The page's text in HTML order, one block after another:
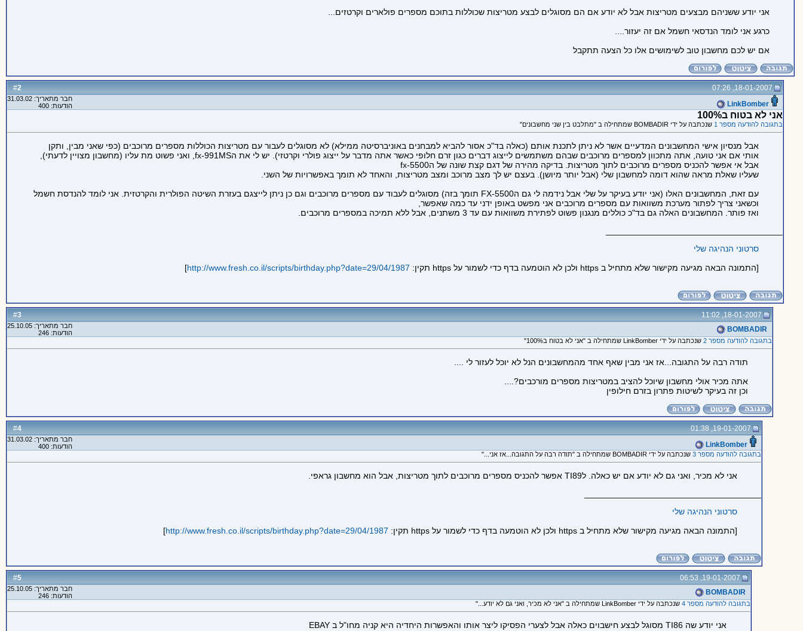
אני יודע ששניהם מבצעים מטריצות אבל לא יודע אם הם מסוגלים לבצע מטריצות שכוללות בתוכם מספרים פולארים וקרטזים...
כרגע אני לומד הנדסאי חשמל אם זה יעזור....
אם יש לכם מחשבון טוב לשימושים אלו כל הצעה תתקבל
#
2
18-01-2007, 07:26
LinkBomber
חבר מתאריך: 31.03.02
הודעות: 400
אני לא בטוח ב100%
בתגובה להודעה מספר 1 שנכתבה על ידי BOMBADIR שמתחילה ב "מתלבט בין שני מחשבונים"
אבל מנסיון אישי המחשבונים המדעיים אשר לא ניתן לתכנת אותם (כאלה בד"כ אסור להביא למבחנים באוניברסיטה ממילא) לא מסוגלים לעבור עם מטריצות הכוללות מספרים מרוכבים (כפי שאני מבין, ותקן
אותי אם אני טועה, אתה מתכוון למספרים מרוכבים שבהם משתמשים לייצוג דברים כגון זרם חלופי כאשר אתה מדבר על ייצוג פולרי וקרטזי). יש לי את הfx-991MS, ואני פשוט מת עליו (מחשבון מצויין לדעתי),
אבל אי אפשר להכניס מספרים מרוכבים לתוך מטריצות. בדיקה מהירה של דגם קצת שונה של הfx-5500
שעליו שאלת מראה שהוא דומה למחשבון שלי (אבל יותר מיושן). בעצם יש לך מצב מרוכב ומצב מטריצות, והאחד לא תומך באפשרויות של השני.
עם זאת, המחשבונים האלו (אני יודע בעיקר על שלי אבל נידמה לי גם הFX-5500 תומך בזה) מסוגלים לעבוד עם מספרים מרוכבים וגם כן ניתן לייצגם בעזרת השיטה הפולרית והקרטזית. אני לומד להנדסת חשמל
וכשאני צריך לפתור מערכת משוואות עם מספרים מרוכבים אני מפשט באופן ידני עד כמה שאפשר,
ואז פותר. המחשבונים האלה גם בד"כ כוללים מנגנון פשוט לפתירת משוואות עם עד 3 משתנים, אבל ללא תמיכה במספרים מרוכבים.
סרטוני הנהיגה שלי
[התמונה הבאה מגיעה מקישור שלא מתחיל ב https ולכן לא הוטמעה בדף כדי לשמור על https תקין:
http://www.fresh.co.il/scripts/birthday.php?date=29/04/1987
]
#
3
18-01-2007, 11:02
BOMBADIR
חבר מתאריך: 25.10.05
הודעות: 246
בתגובה להודעה מספר 2
שנכתבה על ידי LinkBomber שמתחילה ב "אני לא בטוח ב100%"
תודה רבה על התגובה...אז אני מבין שאף אחד מהמחשבונים הנל לא יוכל לעזור לי ....
אתה מכיר אולי מחשבון שיוכל להציב במטריצות מספרים מורכבים?....
וכן זה בעיקר לשיטות פתרון בזרם חילופין
#
4
19-01-2007, 01:38
LinkBomber
חבר מתאריך: 31.03.02
הודעות: 400
בתגובה להודעה מספר 3
שנכתבה על ידי BOMBADIR שמתחילה ב "תודה רבה על התגובה...אז אני..."
אני לא מכיר, ואני גם לא יודע אם יש כאלה. לTI89 אפשר להכניס מספרים מרוכבים לתוך מטריצות, אבל הוא מחשבון גראפי.
סרטוני הנהיגה שלי
[התמונה הבאה מגיעה מקישור שלא מתחיל ב https ולכן לא הוטמעה בדף כדי לשמור על https תקין:
http://www.fresh.co.il/scripts/birthday.php?date=29/04/1987
]
#
5
19-01-2007, 06:53
BOMBADIR
חבר מתאריך: 25.10.05
הודעות: 246
בתגובה להודעה מספר 4
שנכתבה על ידי LinkBomber שמתחילה ב "אני לא מכיר, ואני גם לא יודע..."
אני יודע שה TI86 מסוגל לבצע חישבוים כאלה אבל לצערי הפסיקו ליצר אותו והאפשרות היחדיה היא קניה מחו"ל ב EBAY